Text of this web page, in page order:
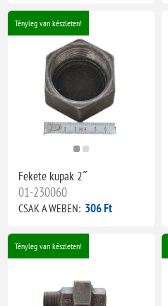
Tényleg van készleten!
Fekete kupak 2˝
01-230060
CSAK A WEBEN: 306 Ft
Tényleg van készleten!